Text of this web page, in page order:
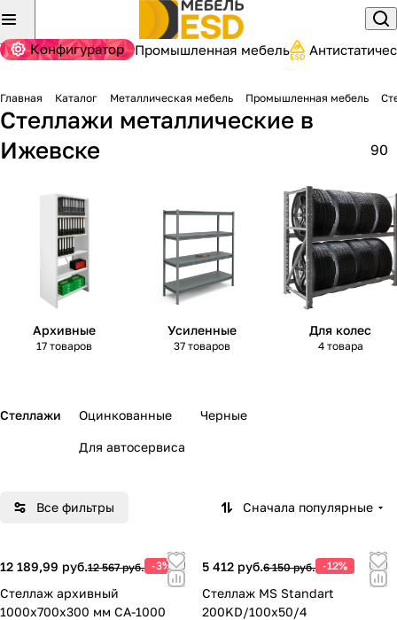
Конфигуратор Промышленная мебель
Главная Каталог Металлическая мебель Промышленная мебель
Стеллажи металлические в
Ижевске
90
Архивные
17 товаров
Усиленные
37 товаров
Для колес
4 товара
Стеллажи Оцинкованные Черные
Для автосервиса
Все фильтры Сначала популярные
12 189,99 руб.12 567 руб. -3%
Стеллаж архивный
1000х700х300 мм СА-1000
5 412 руб.6 150 руб. -12%
Стеллаж MS Standart
200KD/100x50/4